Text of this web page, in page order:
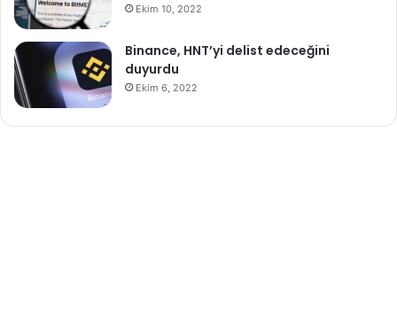
Ekim 10, 2022
Binance, HNT’yi delist edeceğini
duyurdu
Ekim 6, 2022